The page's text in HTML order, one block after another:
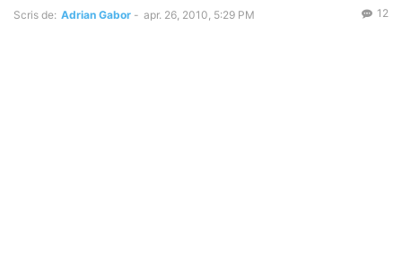
Scris de: Adrian Gabor - apr. 26, 2010, 5:29 PM 12